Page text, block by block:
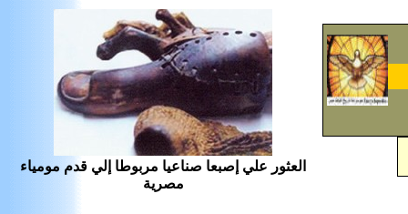
العثور‏ ‏علي‏ ‏إصبعا‏ ‏صناعيا‏ ‏مربوطا‏ ‏إلي‏ ‏قدم‏ ‏مومياء‏
‏مصرية